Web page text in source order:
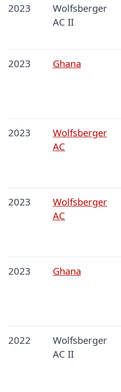
2023
Wolfsberger
AC II
2023 Ghana
2023
Wolfsberger
AC
2023
Wolfsberger
AC
2023 Ghana
2022
Wolfsberger
AC II